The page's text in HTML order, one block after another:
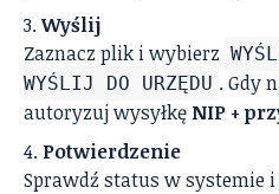
Wyślij
Zaznacz plik i wybierz
WYŚLIJ DO URZĘDU . Gdy
autoryzuj wysyłkę NIP +
Potwierdzenie
Sprawdź status w systemie